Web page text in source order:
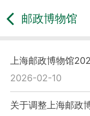
邮政博物馆
上海邮政博物馆
2026-02-10
关于调整上海邮政